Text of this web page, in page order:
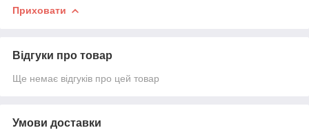
Приховати
Відгуки про товар
Ще немає відгуків про цей товар
Умови доставки